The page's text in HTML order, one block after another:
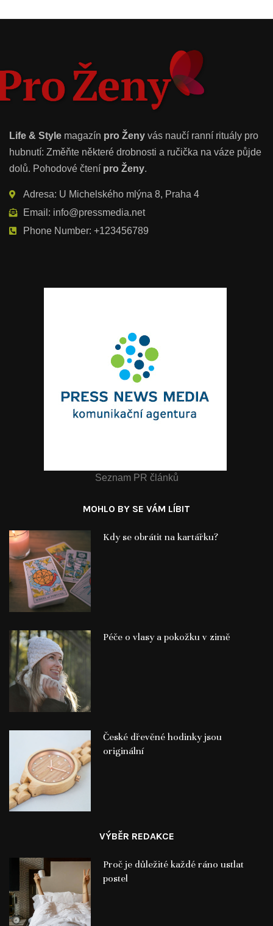
Life & Style magazín pro Ženy vás naučí ranní rituály pro
hubnutí: Změňte některé drobnosti a ručička na váze půjde
dolů. Pohodové čtení pro Ženy.
Adresa: U Michelského mlýna 8, Praha 4
Email: info@pressmedia.net
Phone Number: +123456789
Seznam PR článků
MOHLO BY SE VÁM LÍBIT
Kdy se obrátit na kartářku?
Péče o vlasy a pokožku v zimě
České dřevěné hodinky jsou
originální
VÝBĚR REDAKCE
Proč je důležité každé ráno ustlat
postel